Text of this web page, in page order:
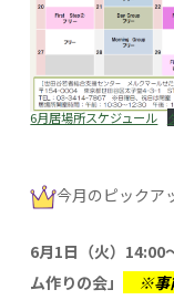
6月居場所スケジュール
今月のピックア
6月1日（火）
ム作りの会」
※事